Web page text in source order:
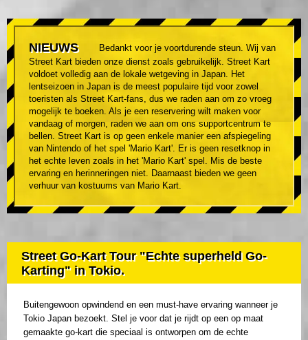
NIEUWS
Bedankt voor je voortdurende steun. Wij van
Street Kart bieden onze dienst zoals gebruikelijk. Street Kart
voldoet volledig aan de lokale wetgeving in Japan. Het
lentseizoen in Japan is de meest populaire tijd voor zowel
toeristen als Street Kart-fans, dus we raden aan om zo vroeg
mogelijk te boeken. Als je een reservering wilt maken voor
vandaag of morgen, raden we aan om ons supportcentrum te
bellen. Street Kart is op geen enkele manier een afspiegeling
van Nintendo of het spel 'Mario Kart'. Er is geen resetknop in
het echte leven zoals in het 'Mario Kart' spel. Mis de beste
ervaring en herinneringen niet. Daarnaast bieden we geen
verhuur van kostuums van Mario Kart.
Street Go-Kart Tour "Echte superheld Go-
Karting" in Tokio.
Buitengewoon opwindend en een must-have ervaring wanneer je
Tokio Japan bezoekt. Stel je voor dat je rijdt op een op maat
gemaakte go-kart die speciaal is ontworpen om de echte